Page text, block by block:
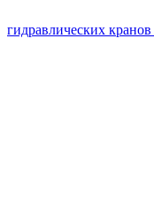
гидравлических кранов